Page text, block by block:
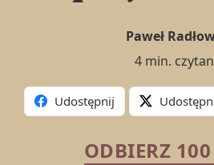
Paweł
4 min.
Udostępnij
ODBIERZ